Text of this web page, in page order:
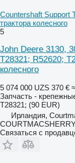
Countershaft Support
трактора колесного
5
John Deere 3130,
T28321; R52620;
колесного
5 074 000 UZS 370 €
Запчасть -
T28321; (90 EUR)
Ирландия,
Связаться с